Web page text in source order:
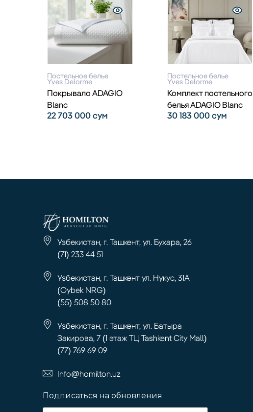
Постельное белье
Yves Delorme
Покрывало ADAGIO
Blanc
22 703 000сум
Постельное белье
Yves Delorme
Комплект постельного
белья ADAGIO Blanc
30 183 000сум
Узбекистан, г. Ташкент, ул. Бухара, 26
(71) 233 44 51
Узбекистан, г. Ташкент ул. Нукус, 31А
(Oybek NRG)
(55) 508 50 80
Узбекистан, г. Ташкент, ул. Батыра
Закирова, 7 (1 этаж ТЦ Tashkent City Mall)
(77) 769 69 09
Info@homilton.uz
Подписаться на обновления